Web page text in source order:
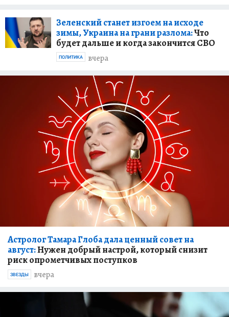
Зеленский станет изгоем на исходе
зимы, Украина на грани разлома:Что
будет дальше и когда закончится СВО
вчера
ПОЛИТИКА
Астролог Тамара Глоба дала ценный совет на
август:Нужен добрый настрой, который снизит
риск опрометчивых поступков
вчера
ЗВЕЗДЫ